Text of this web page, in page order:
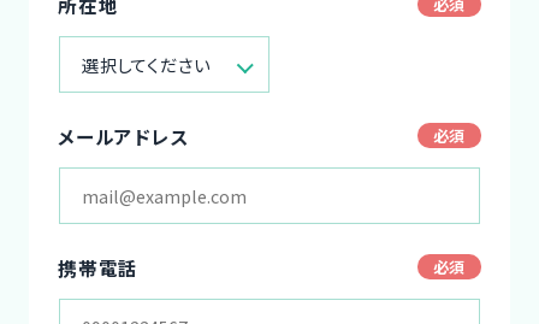
選択してください
メールアドレス
携帯電話